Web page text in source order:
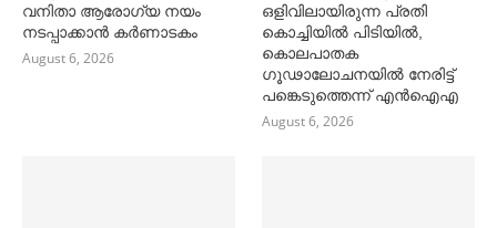
വനിതാ ആരോഗ്യ നയം
നടപ്പാക്കാൻ കര്‍ണാടകം
August 6, 2026
ഒളിവിലായിരുന്ന പ്രതി
കൊച്ചിയിൽ പിടിയിൽ,
കൊലപാതക
ഗൂഢാലോചനയിൽ നേരിട്ട്
പങ്കെടുത്തെന്ന് എൻഐഎ
August 6, 2026